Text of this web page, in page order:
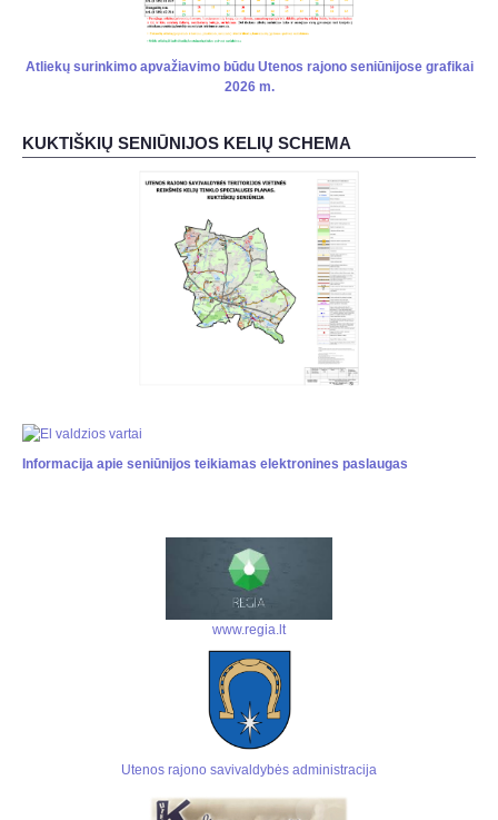
Atliekų surinkimo apvažiavimo būdu Utenos rajono seniūnijose grafikai
2026 m.
KUKTIŠKIŲ SENIŪNIJOS KELIŲ SCHEMA
Informacija apie seniūnijos teikiamas elektronines paslaugas
www.regia.lt
Utenos rajono savivaldybės administracija